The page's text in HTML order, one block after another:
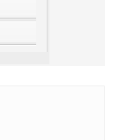
recept za
dobio prvo